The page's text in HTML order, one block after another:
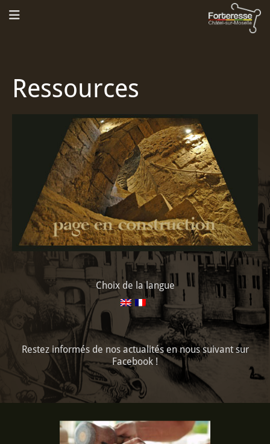
Ressources
Choix de la langue
Restez informés de nos actualités en nous suivant sur
Facebook !